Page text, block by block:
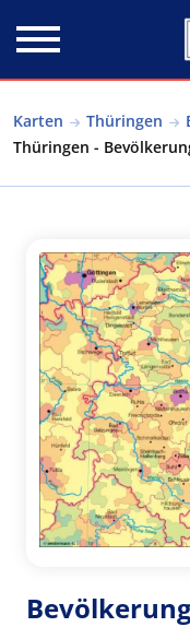
Karten Thüringen
Thüringen -